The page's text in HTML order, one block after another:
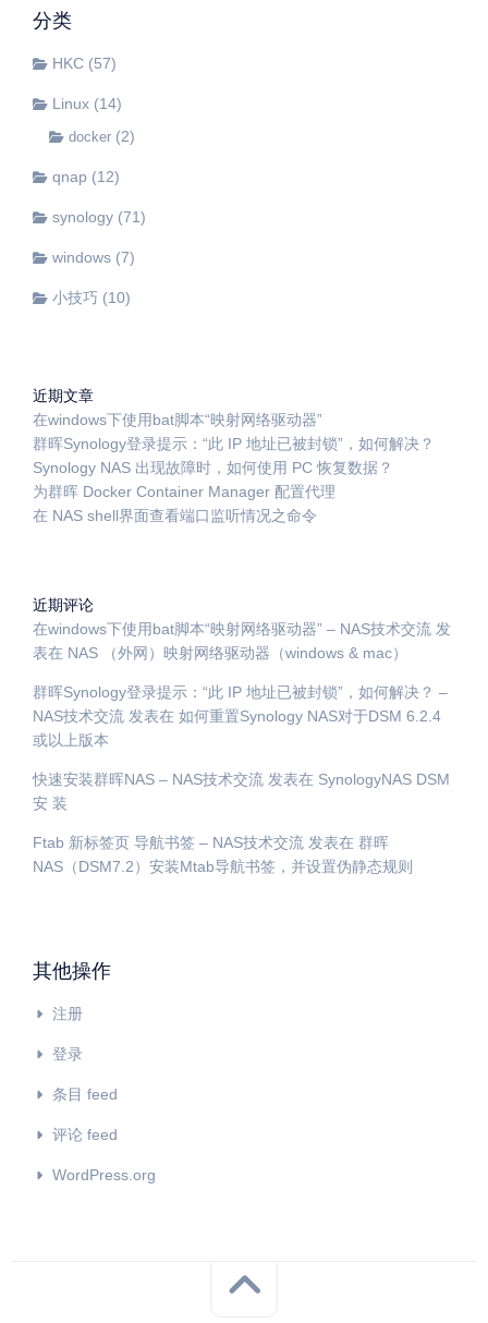
分类
HKC (57)
Linux (14)
docker (2)
qnap (12)
synology (71)
windows (7)
小技巧 (10)
近期文章
在windows下使用bat脚本“映射网络驱动器”
群晖Synology登录提示：“此 IP 地址已被封锁”，如何解决？
Synology NAS 出现故障时，如何使用 PC 恢复数据？
为群晖 Docker Container Manager 配置代理
在 NAS shell界面查看端口监听情况之命令
近期评论
在windows下使用bat脚本“映射网络驱动器” – NAS技术交流 发
表在 NAS （外网）映射网络驱动器（windows & mac）
群晖Synology登录提示：“此 IP 地址已被封锁”，如何解决？ –
NAS技术交流 发表在 如何重置Synology NAS对于DSM 6.2.4
或以上版本
快速安装群晖NAS – NAS技术交流 发表在 SynologyNAS DSM
安 装
Ftab 新标签页 导航书签 – NAS技术交流 发表在 群晖
NAS（DSM7.2）安装Mtab导航书签，并设置伪静态规则
其他操作
注册
登录
条目 feed
评论 feed
WordPress.org